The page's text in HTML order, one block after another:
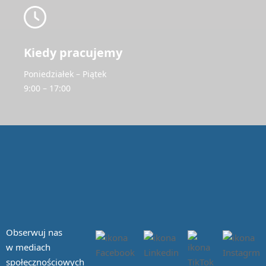
Kiedy pracujemy
Poniedziałek – Piątek
9:00 – 17:00
Obserwuj nas
w mediach
społecznościowych